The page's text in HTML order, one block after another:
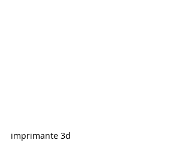
imprimante 3d